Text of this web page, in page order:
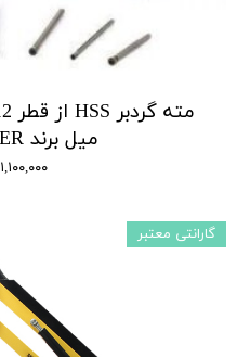
میل برند AST POWER
۱,۱۰۰,۰۰۰ تومان
گارانتی معتبر